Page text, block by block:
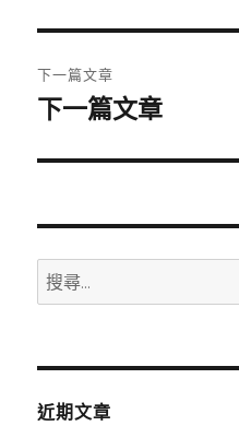
覽
篇
文
章:
下一篇文章
下
篇
章:
下一篇文章
搜
尋
鍵
近期文章